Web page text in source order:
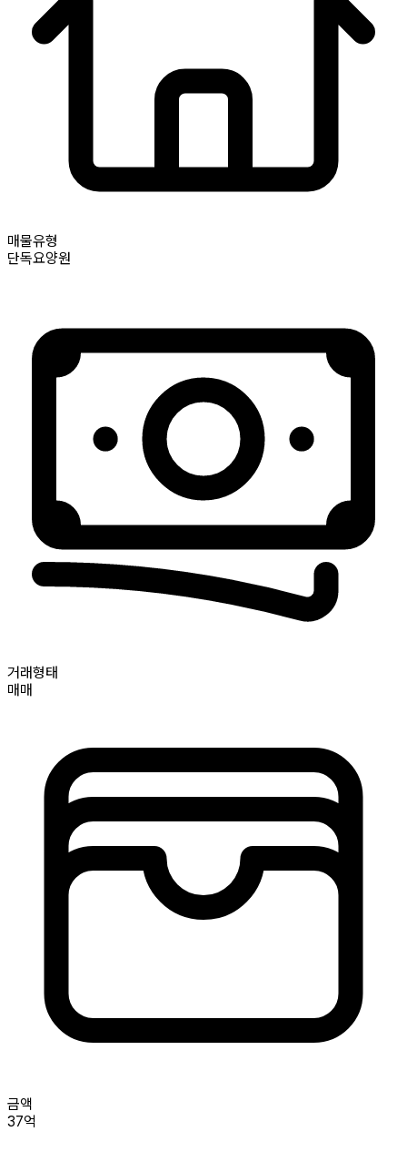
매물유형
단독요양원
거래형태
매매
금액
37억